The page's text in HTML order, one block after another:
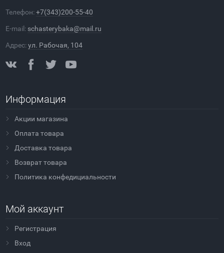
Телефон:+7(343)200-55-40
E-mail: schasterybaka@mail.ru
Адрес:ул. Рабочая, 104
Информация
Акции магазина
Оплата товара
Доставка товара
Возврат товара
Политика конфедициальности
Мой аккаунт
Регистрация
Вход